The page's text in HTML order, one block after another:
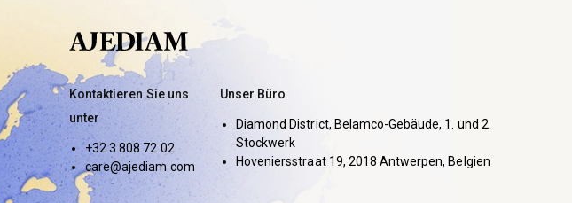
Kontaktieren Sie uns
unter
+32 3 808 72 02
care@ajediam.com
Unser Büro
Diamond District, Belamco-Gebäude, 1. und 2.
Stockwerk
Hoveniersstraat 19, 2018 Antwerpen, Belgien